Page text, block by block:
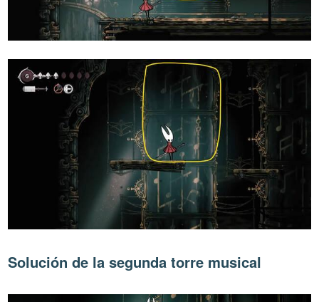
Solución de la segunda torre musical